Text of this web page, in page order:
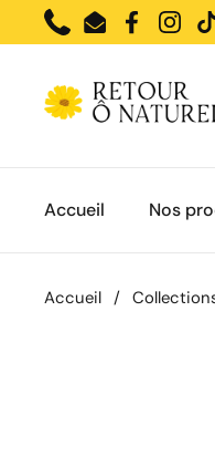
Passer au contenu
PhoneEmailFacebook
Accueil Nos
Accueil /